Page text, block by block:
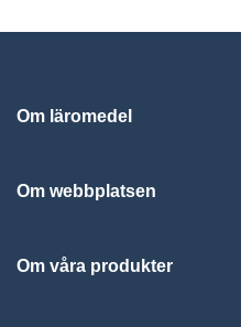
Om läromedel
Om webbplatsen
Om våra produkter